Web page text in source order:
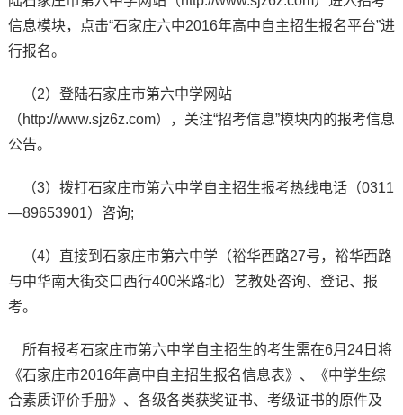
信息模块，点击“石家庄六中2016年高中自主招生报名平台”进
行报名。
（2）登陆石家庄市第六中学网站
（http://www.sjz6z.com），关注“招考信息”模块内的报考信息
公告。
（3）拨打石家庄市第六中学自主招生报考热线电话（0311
—89653901）咨询;
（4）直接到石家庄市第六中学（裕华西路27号，裕华西路
与中华南大街交口西行400米路北）艺教处咨询、登记、报
考。
所有报考石家庄市第六中学自主招生的考生需在6月24日将
《石家庄市2016年高中自主招生报名信息表》、《中学生综
合素质评价手册》、各级各类获奖证书、考级证书的原件及